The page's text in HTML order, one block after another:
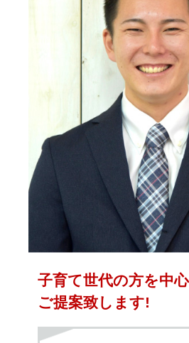
⼦育て世代の⽅を中
ご提案致します!